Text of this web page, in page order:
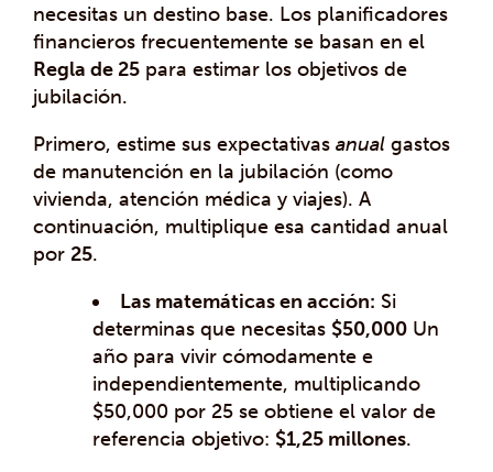
necesitas un destino base. Los planificadores
financieros frecuentemente se basan en el
Regla de 25 para estimar los objetivos de
jubilación.
Primero, estime sus expectativas anual gastos
de manutención en la jubilación (como
vivienda, atención médica y viajes). A
continuación, multiplique esa cantidad anual
por 25.
Las matemáticas en acción: Si
determinas que necesitas $50,000 Un
año para vivir cómodamente e
independientemente, multiplicando
$50,000 por 25 se obtiene el valor de
referencia objetivo: $1,25 millones.